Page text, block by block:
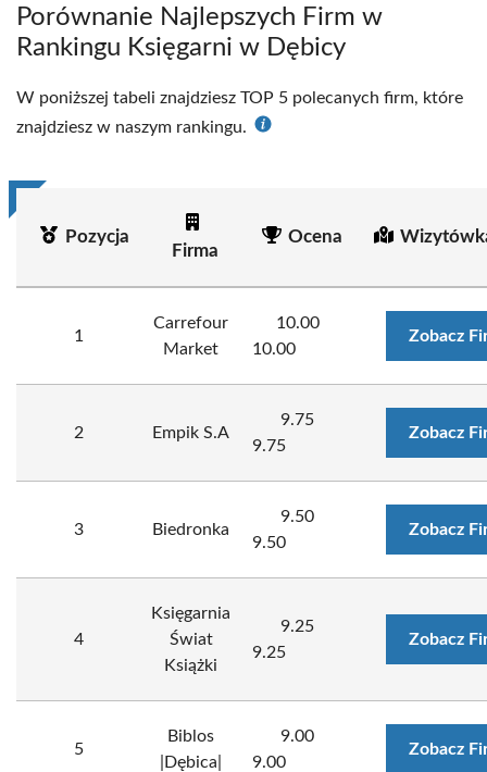
Porównanie Najlepszych Firm w
Rankingu Księgarni w Dębicy
W poniższej tabeli znajdziesz TOP 5 polecanych firm, które
znajdziesz w naszym rankingu.
Pozycja
Firma
Ocena
1
Carrefour
Market
10.00
10.00
Zobacz
2 Empik S.A
9.75
9.75
Zobacz
3 Biedronka
9.50
9.50
Zobacz
4
Księgarnia
Świat
Książki
9.25
9.25
Zobacz
5
Biblos
|Dębica|
9.00
9.00
Zobacz